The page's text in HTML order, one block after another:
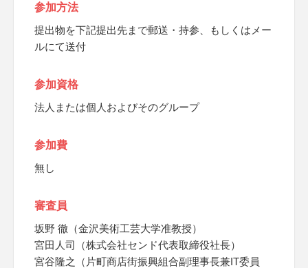
参加方法
提出物を下記提出先まで郵送・持参、もしくはメー
ルにて送付
参加資格
法人または個人およびそのグループ
参加費
無し
審査員
坂野 徹（金沢美術工芸大学准教授）
宮田人司（株式会社センド代表取締役社長）
宮谷隆之（片町商店街振興組合副理事長兼IT委員